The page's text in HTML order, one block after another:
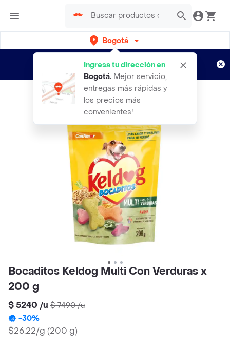
Bogotá
Ingresa tu dirección en
Bogotá. Mejor servicio,
entregas más rápidas y
los precios más
convenientes!
envíos gratis por semanas
Aplican TyC
Bocaditos Keldog Multi Con Verduras x
200 g
$ 5240 /u $ 7490/u
-30%
$26.22/g (200 g)